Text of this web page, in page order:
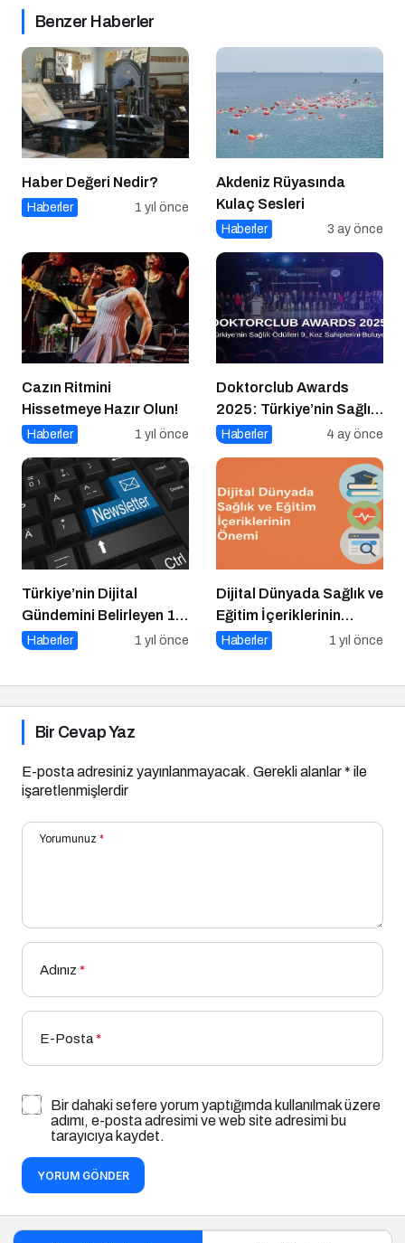
Benzer Haberler
Haber Değeri Nedir?
Haberler 1 yıl önce
Akdeniz Rüyasında
Kulaç Sesleri
Haberler 3 ay önce
Cazın Ritmini
Hissetmeye Hazır Olun!
Haberler 1 yıl önce
Doktorclub Awards
2025: Türkiye’nin Sağlık
Ödülleri 9. Kez
Haberler 4 ay önce
Türkiye’nin Dijital
Gündemini Belirleyen 15
Haber Sitesi
Haberler 1 yıl önce
Dijital Dünyada Sağlık ve
Eğitim İçeriklerinin
Önemi
Haberler 1 yıl önce
Bir Cevap Yaz
E-posta adresiniz yayınlanmayacak. Gerekli alanlar* ile
işaretlenmişlerdir
Yorumunuz *
Adınız *
E-Posta*
Bir dahaki sefere yorum yaptığımda kullanılmak üzere
adımı, e-posta adresimi ve web site adresimi bu
tarayıcıya kaydet.
YORUM GÖNDER